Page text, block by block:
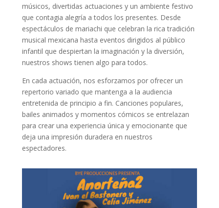
músicos, divertidas actuaciones y un ambiente festivo
que contagia alegría a todos los presentes. Desde
espectáculos de mariachi que celebran la rica tradición
musical mexicana hasta eventos dirigidos al público
infantil que despiertan la imaginación y la diversión,
nuestros shows tienen algo para todos.
En cada actuación, nos esforzamos por ofrecer un
repertorio variado que mantenga a la audiencia
entretenida de principio a fin. Canciones populares,
bailes animados y momentos cómicos se entrelazan
para crear una experiencia única y emocionante que
deja una impresión duradera en nuestros
espectadores.